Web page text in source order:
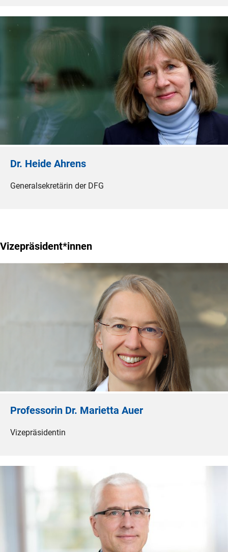
Dr. Heide Ahrens
Generalsekretärin der DFG
Vizepräsident*innen
Professorin Dr. Marietta Auer
Vizepräsidentin